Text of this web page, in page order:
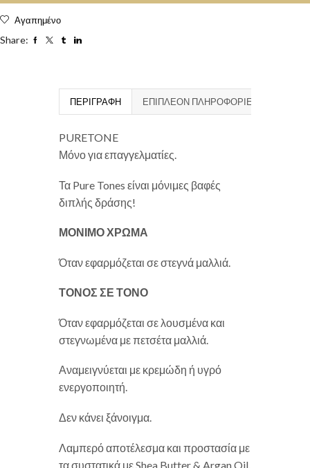
Αγαπημένο
Share:
ΠΕΡΙΓΡΑΦΉ ΕΠΙΠΛΈΟΝ ΠΛΗΡΟΦΟΡΊΕΣ
PURETONE
Μόνο για επαγγελματίες.
Τα Pure Tones είναι μόνιμες βαφές
διπλής δράσης!
ΜΟΝΙΜΟ ΧΡΩΜΑ
Όταν εφαρμόζεται σε στεγνά μαλλιά.
ΤΟΝΟΣ ΣΕ ΤΟΝΟ
Όταν εφαρμόζεται σε λουσμένα και
στεγνωμένα με πετσέτα μαλλιά.
Αναμειγνύεται με κρεμώδη ή υγρό
ενεργοποιητή.
Δεν κάνει ξάνοιγμα.
Λαμπερό αποτέλεσμα και προστασία με
τα συστατικά με Shea Butter & Argan Oil.